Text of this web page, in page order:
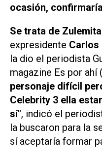
ocasión,
Se trata de
expresidente Carlos
la dio el periodista
magazine Es por ahí
personaje difícil
Celebrity 3 ella
sí", indicó el
la buscaron para la
sí aceptaría formar